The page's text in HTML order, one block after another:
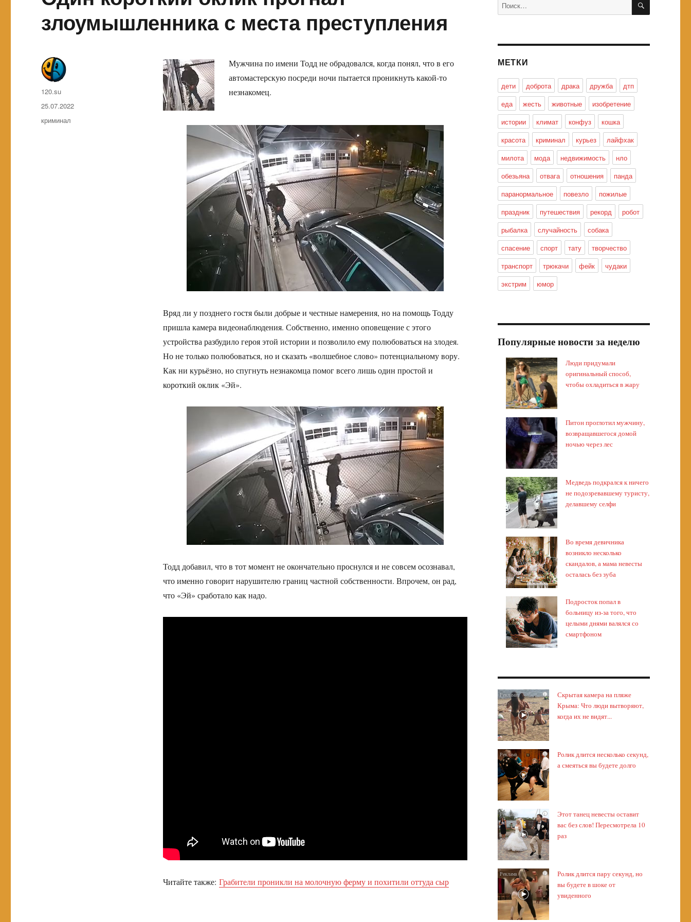
злоумышленника с места преступления
Мужчина по имени Тодд не обрадовался, когда понял, что в его
автомастерскую посреди ночи пытается проникнуть какой-то
незнакомец.
Вряд ли у позднего гостя были добрые и честные намерения, но на помощь Тодду
пришла камера видеонаблюдения. Собственно, именно оповещение с этого
устройства разбудило героя этой истории и позволило ему полюбоваться на злодея.
Но не только полюбоваться, но и сказать «волшебное слово» потенциальному вору.
Как ни курьёзно, но спугнуть незнакомца помог всего лишь один простой и
короткий оклик «Эй».
Тодд добавил, что в тот момент не окончательно проснулся и не совсем осознавал,
что именно говорит нарушителю границ частной собственности. Впрочем, он рад,
что «Эй» сработало как надо.
Читайте также: Грабители проникли на молочную ферму и похитили оттуда сыр
Автор
120.su
Опубликовано
25.07.2022
Метки
криминал
МЕТКИ
дети доброта драка дружба
дтп
еда
жесть животные
изобретение
истории
климат конфуз
кошка
красота
криминал курьез
лайфхак
милота
мода недвижимость
нло
обезьяна
отвага отношения
панда
паранормальное
повезло
пожилые
праздник
путешествия рекорд
робот
рыбалка
случайность
собака
спасение
спорт тату
творчество
транспорт
трюкачи фейк
чудаки
экстрим
юмор
Популярные новости за неделю
Люди придумали
оригинальный способ,
чтобы охладиться в жару
Питон проглотил мужчину,
возвращавшегося домой
ночью через лес
Медведь подкрался к ничего
не подозревавшему туристу,
делавшему селфи
Во время девичника
возникло несколько
скандалов, а мама невесты
осталась без зуба
Подросток попал в
больницу из-за того, что
целыми днями валялся со
смартфоном
i
Скрытая камера на пляже
Крыма: Что люди вытворяют,
когда их не видят...
i
Ролик длится несколько секунд,
а смеяться вы будете долго
i
Этот танец невесты оставит
вас без слов! Пересмотрела 10
раз
i
Ролик длится пару секунд, но
вы будете в шоке от
увиденного